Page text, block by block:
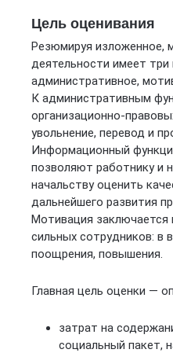
Цель оценивания
Резюмируя изложенное,
деятельности имеет три
административное,
К административным
организационно-
увольнение, перевод и
Информационный
позволяют работнику и
начальству оценить
дальнейшего развития
Мотивация заключается
сильных сотрудников: в
поощрения, повышения.
Главная цель оценки —
затрат на
социальный пакет,